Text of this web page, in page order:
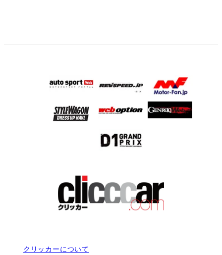
クリッカーについて